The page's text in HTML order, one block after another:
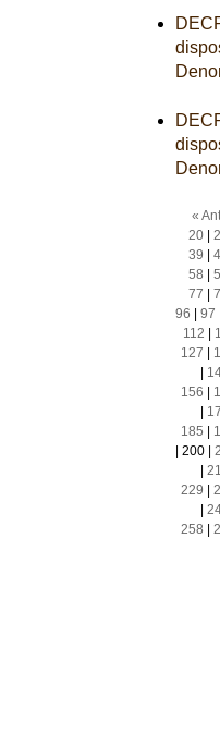
«
20|
39
58
77
96
97
112
127
156
185
200|
229
258